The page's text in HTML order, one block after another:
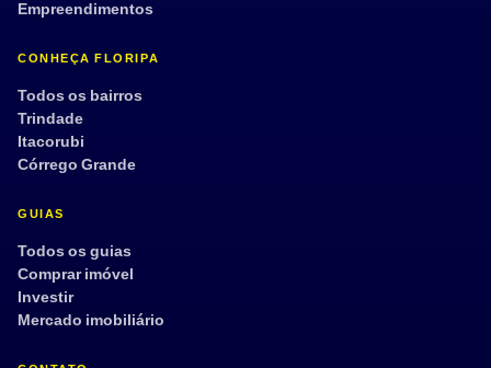
Empreendimentos
CONHEÇA FLORIPA
Todos os bairros
Trindade
Itacorubi
Córrego Grande
GUIAS
Todos os guias
Comprar imóvel
Investir
Mercado imobiliário